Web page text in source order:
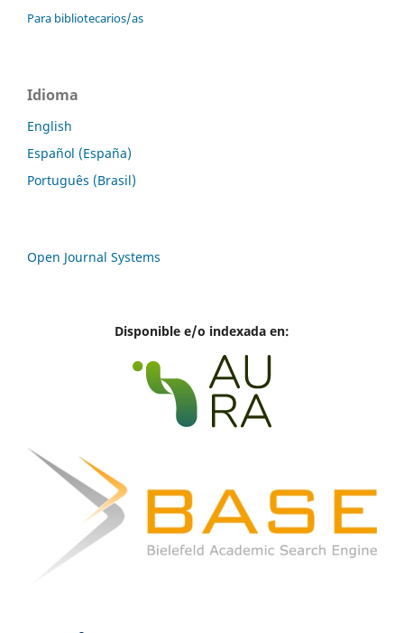
Para bibliotecarios/as
Idioma
English
Español (España)
Português (Brasil)
Open Journal Systems
Disponible e/o indexada en: